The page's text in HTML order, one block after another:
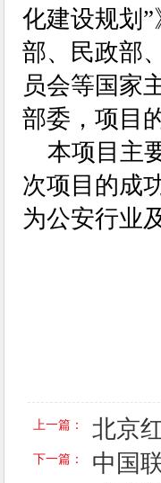
化建设规划
部、民政部
员会等国家
部委，项目
本项目主
次项目的成
为公安行业
上一篇： 北京
下一篇：
中国